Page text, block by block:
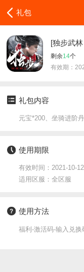
礼包
[独步武
剩余14个
有效期：
礼包内容
元宝*200、坐骑进阶
使用期限
有效时间：2021-10-
适用区服：全区服
使用方法
福利-激活码-输入兑换